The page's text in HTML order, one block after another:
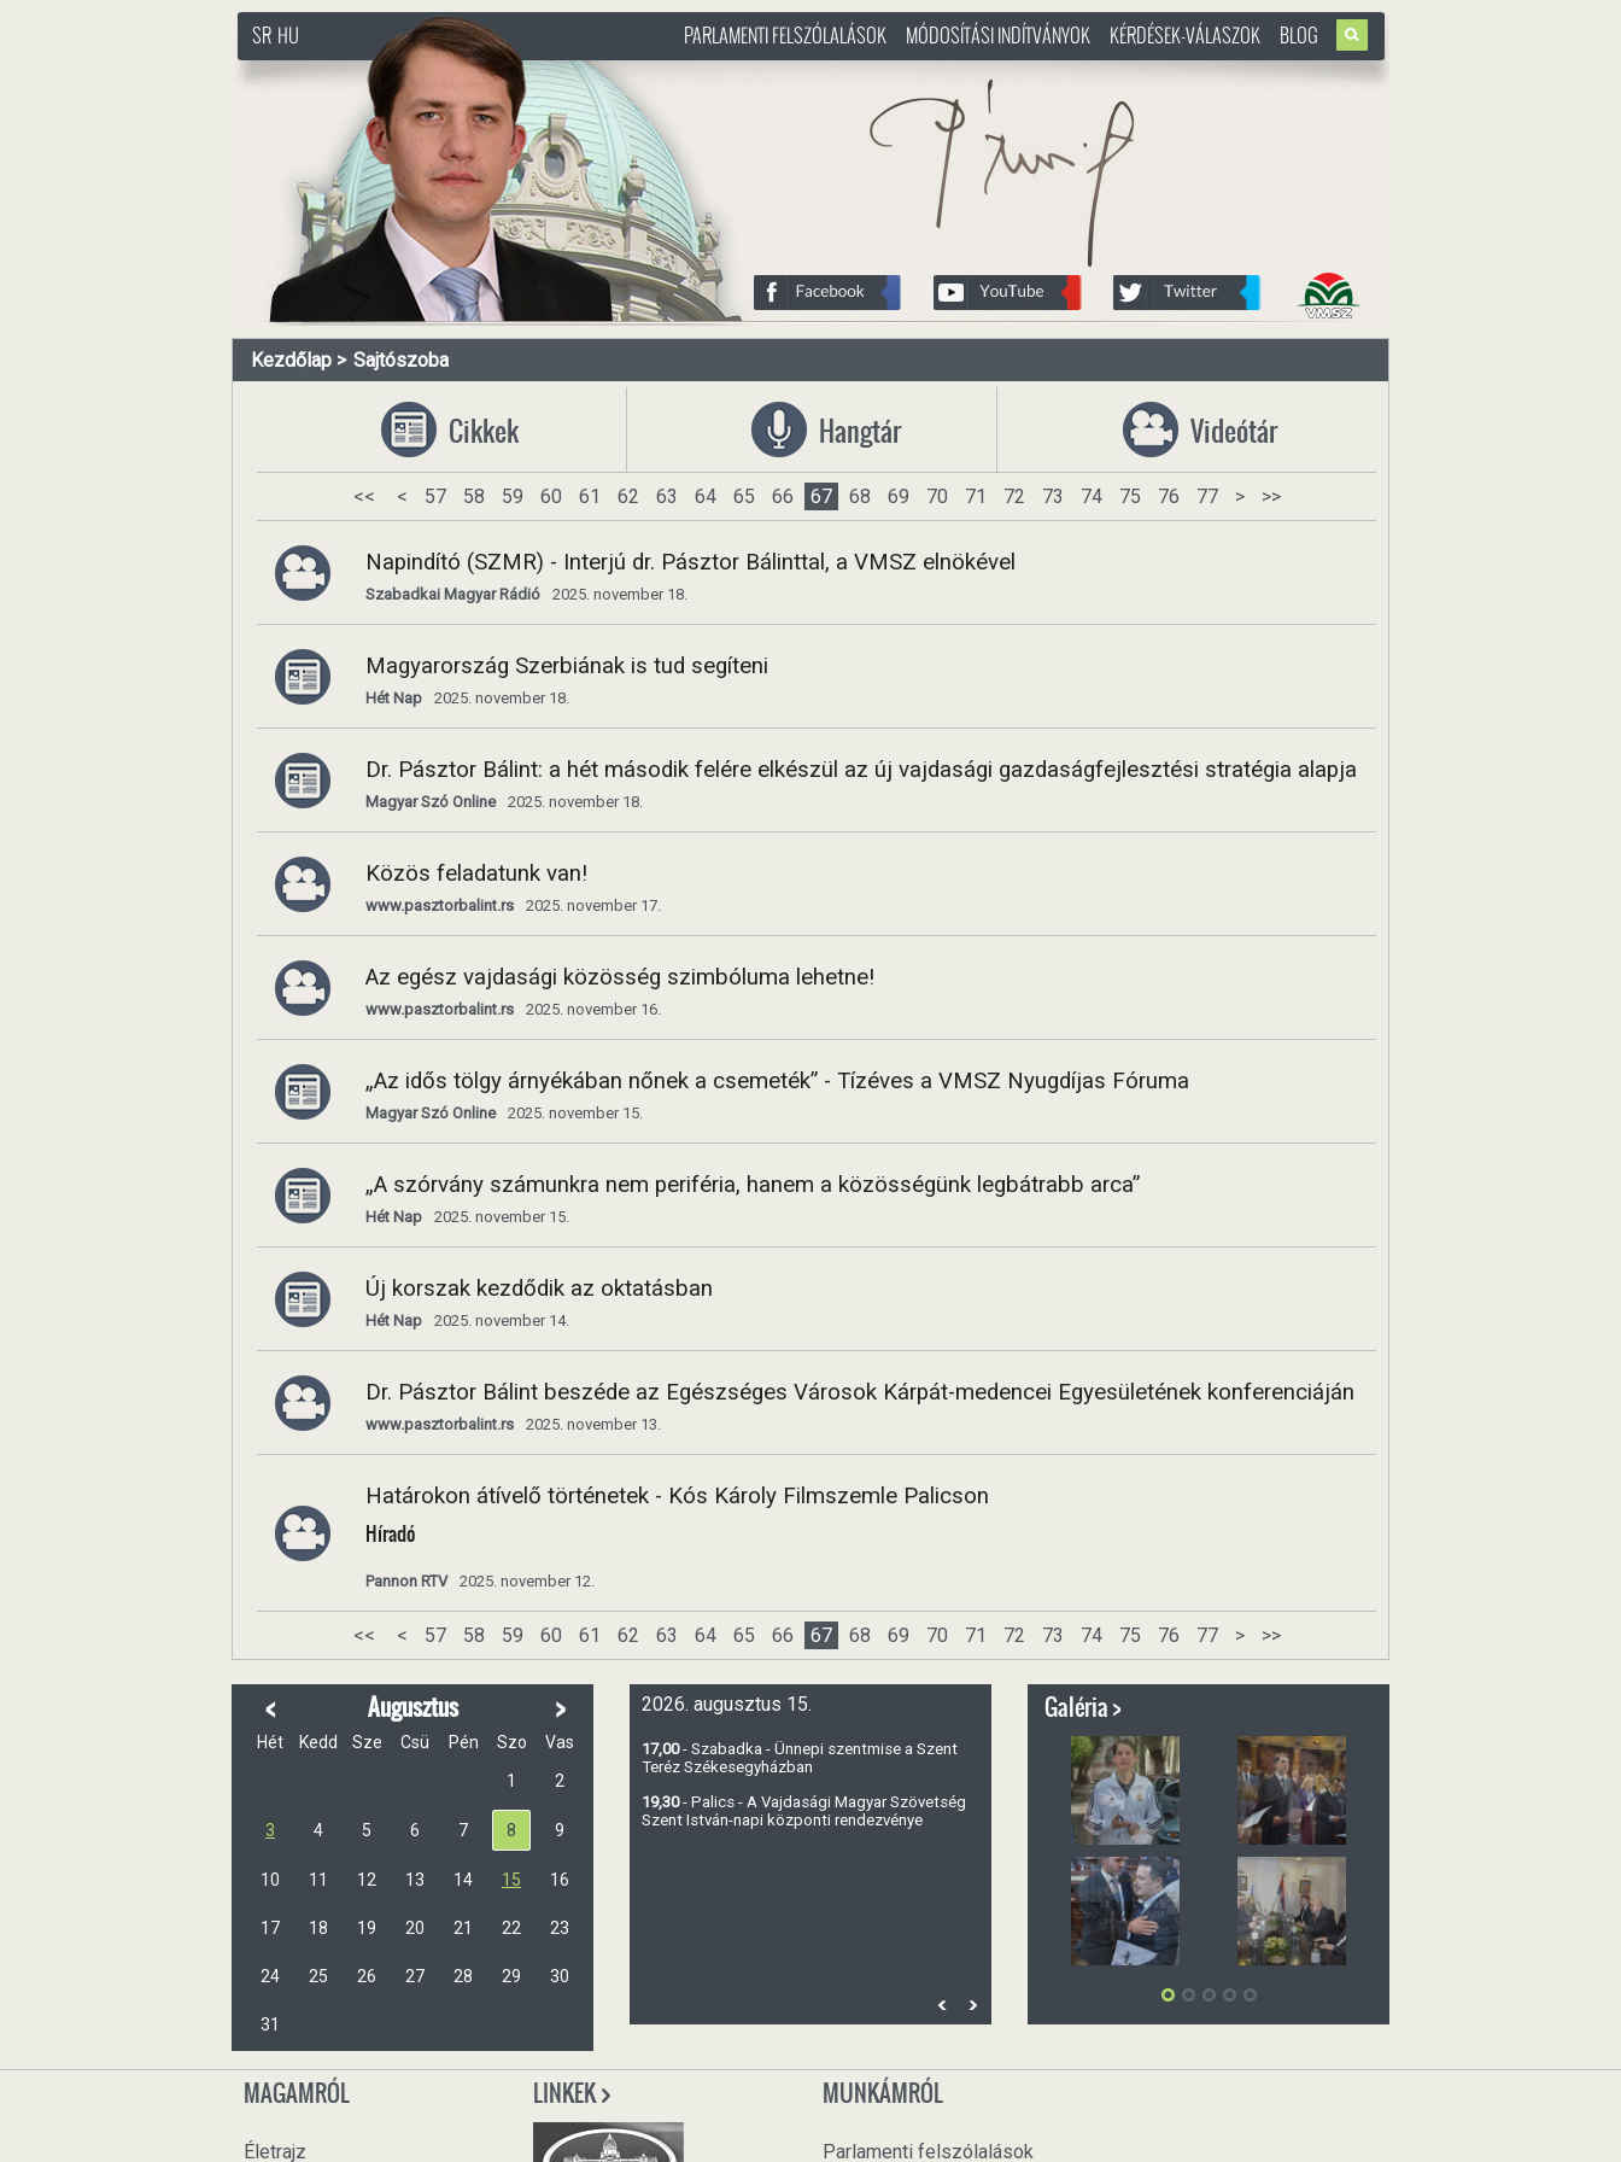
http://www.pasztorbalint.rs/hu
SR HU
http://www.pasztorbalint.rs/hu
PARLAMENTI FELSZÓLALÁSOK MÓDOSÍTÁSI INDÍTVÁNYOK KÉRDÉSEK-VÁLASZOK BLOG
Kezdőlap Sajtószoba
Cikkek Hangtár Videótár
<< < 57 58 59 60 61 62 63 64 65 66 67 68 69 70 71 72 73 74 75 76 77 > >>
Napindító (SZMR) - Interjú dr. Pásztor Bálinttal, a VMSZ elnökével
Szabadkai Magyar Rádió 2025. november 18.
Magyarország Szerbiának is tud segíteni
Hét Nap 2025. november 18.
Dr. Pásztor Bálint: a hét második felére elkészül az új vajdasági gazdaságfejlesztési stratégia alapja
Magyar Szó Online 2025. november 18.
Közös feladatunk van!
www.pasztorbalint.rs 2025. november 17.
Az egész vajdasági közösség szimbóluma lehetne!
www.pasztorbalint.rs 2025. november 16.
„Az idős tölgy árnyékában nőnek a csemeték” - Tízéves a VMSZ Nyugdíjas Fóruma
Magyar Szó Online 2025. november 15.
„A szórvány számunkra nem periféria, hanem a közösségünk legbátrabb arca”
Hét Nap 2025. november 15.
Új korszak kezdődik az oktatásban
Hét Nap 2025. november 14.
Dr. Pásztor Bálint beszéde az Egészséges Városok Kárpát-medencei Egyesületének konferenciáján
www.pasztorbalint.rs 2025. november 13.
Határokon átívelő történetek - Kós Károly Filmszemle Palicson
Híradó
Pannon RTV 2025. november 12.
<< < 57 58 59 60 61 62 63 64 65 66 67 68 69 70 71 72 73 74 75 76 77 > >>
< Augusztus >
Hét Kedd Sze Csü Pén Szo
Vas
1
2
3 4 5 6 7 8 9
10 11 12 13 14 15 16
17 18 19 20 21 22 23
24 25 26 27 28 29 30
31
2026. augusztus 15.
17,00- Szabadka - Ünnepi szentmise a Szent
Teréz Székesegyházban
19,30- Palics - A Vajdasági Magyar Szövetség
Szent István-napi központi rendezvénye
Galéria >
MAGAMRÓL
Életrajz
LINKEK MUNKÁMRÓL
Parlamenti felszólalások